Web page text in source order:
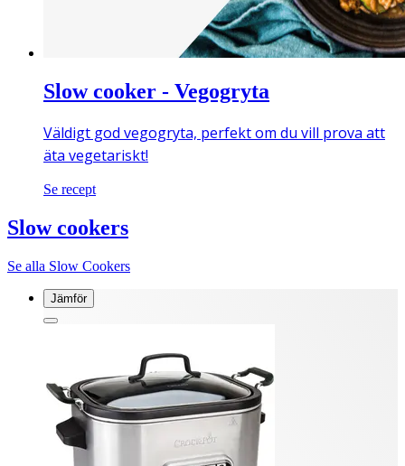
Slow cooker - Vegogryta
Väldigt god vegogryta, perfekt om du vill prova att
äta vegetariskt!
Se recept
Slow cookers
Se alla Slow Cookers
Jämför